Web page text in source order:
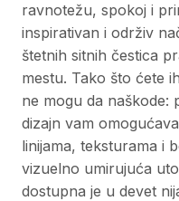
ravnotežu, spokoj i
inspirativan i održiv
štetnih sitnih čestica
mestu. Tako što ćete
ne mogu da naškode:
dizajn vam
linijama, teksturama i
vizuelno umirujuća
dostupna je u devet